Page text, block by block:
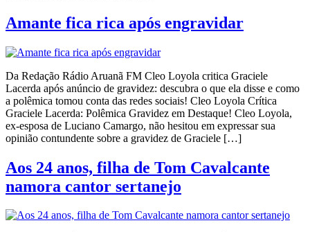
Amante fica rica após engravidar
Da Redação Rádio Aruanã FM Cleo Loyola critica Graciele
Lacerda após anúncio de gravidez: descubra o que ela disse e como
a polêmica tomou conta das redes sociais! Cleo Loyola Crítica
Graciele Lacerda: Polêmica Gravidez em Destaque! Cleo Loyola,
ex-esposa de Luciano Camargo, não hesitou em expressar sua
opinião contundente sobre a gravidez de Graciele […]
Aos 24 anos, filha de Tom Cavalcante
namora cantor sertanejo